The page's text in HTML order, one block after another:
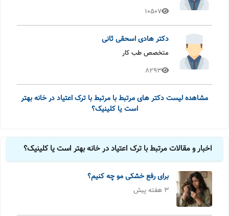
10507
دکتر هادی اسحقی ثانی
متخصص طب کار
8293
مشاهده لیست دکتر های مرتبط با مرتبط با ترک اعتیاد در خانه بهتر
است یا کلینیک؟
اخبار و مقالات مرتبط با ترک اعتیاد در خانه بهتر است یا کلینیک؟
برای رفع خشکی مو چه کنیم؟
3 هفته پیش